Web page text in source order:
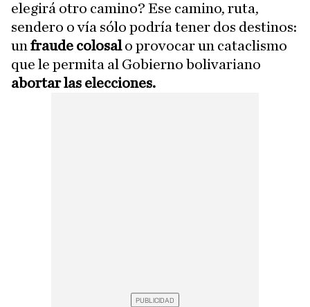
elegirá otro camino? Ese camino, ruta,
sendero o vía sólo podría tener dos destinos:
un fraude colosalo provocar un cataclismo
que le permita al Gobierno bolivariano
abortar las elecciones.